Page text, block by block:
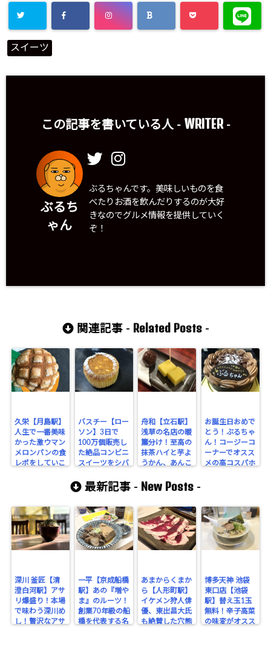
スイーツ
この記事を書いている人 - WRITER-
ぶるち
ゃん
ぶるちゃんです。美味しいものを食
べたりお酒を飲んだりするのが大好
きなのでグルメ情報を提供していく
ぞ！
関連記事 - Related Posts-
久栄【月島駅】
人生で一番美味
かった激ウマン
メロンパンの食
レポをしていこ
バスチー【ロー
ソン】3日で
100万個販売し
た絶品コンビニ
スイーツをシバ
舟和【立石駅】
浅草の名店の暖
簾分け！至高の
抹茶ハイと芋よ
うかん、あんこ
お誕生日おめで
とう！ぶるちゃ
ん！コージーコ
ーナーでオスス
メの高コスパホ
最新記事 - New Posts -
深川 釜匠【清
澄白河駅】アサ
リ爆盛り！本場
で味わう深川め
し！贅沢なアサ
一平【京成船橋
駅】あの『増や
ま』のルーツ！
創業70年級の船
橋を代表する名
あまからくまか
ら【人形町駅】
イケメン狩人俳
優、東出昌大氏
も絶賛した穴熊
博多天神 池袋
東口店【池袋
駅】替え玉1玉
無料！辛子高菜
の味変がオスス